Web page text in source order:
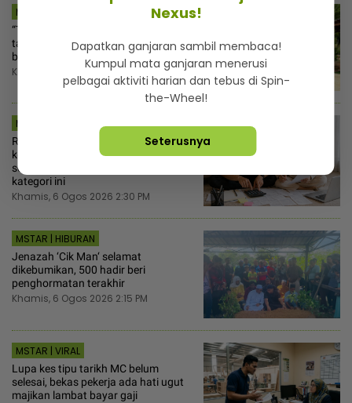
MSTAR | HIBURAN
“Terima kasih untuk setiap gelak
tawa“ - Rozita Che Wan terkesan
berita pemergian ‘Cik Man‘
Khamis, 6 Ogos 2026 3:00 PM
MSTAR | MYR
Ramai buat silap guna dana
kecemasan bayar cukai jalan,
seeloknya mula asingkan duit ikut 6
kategori ini
Khamis, 6 Ogos 2026 2:30 PM
MSTAR | HIBURAN
Jenazah ‘Cik Man‘ selamat
dikebumikan, 500 hadir beri
penghormatan terakhir
Khamis, 6 Ogos 2026 2:15 PM
MSTAR | VIRAL
Lupa kes tipu tarikh MC belum
selesai, bekas pekerja ada hati ugut
majikan lambat bayar gaji
Nexus!
Dapatkan ganjaran sambil membaca!
Kumpul mata ganjaran menerusi
pelbagai aktiviti harian dan tebus di Spin-
the-Wheel!
Seterusnya